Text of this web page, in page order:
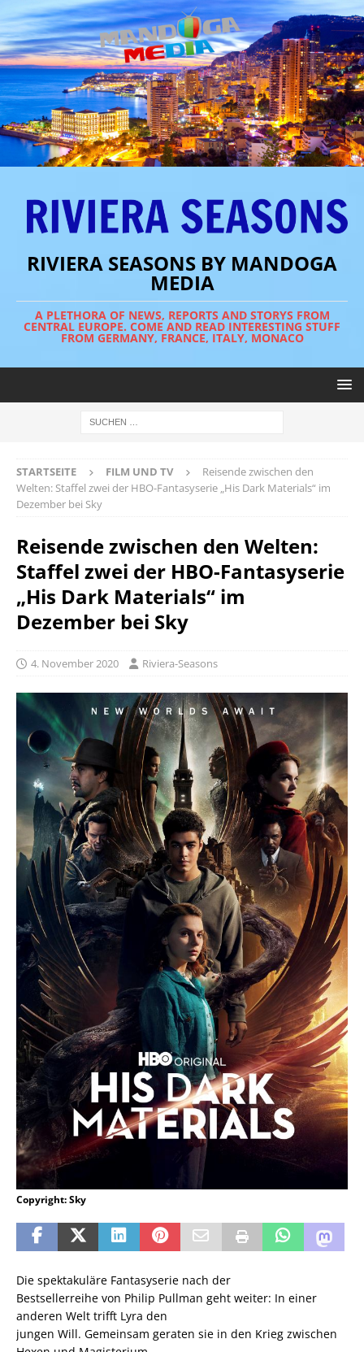
RIVIERA SEASONS BY MANDOGA
MEDIA
A PLETHORA OF NEWS, REPORTS AND STORYS FROM
CENTRAL EUROPE. COME AND READ INTERESTING STUFF
FROM GERMANY, FRANCE, ITALY, MONACO
STARTSEITE FILM UND TV
Reisende zwischen den
Welten: Staffel zwei der HBO-Fantasyserie „His Dark Materials“ im
Dezember bei Sky
Reisende zwischen den Welten:
Staffel zwei der HBO-Fantasyserie
„His Dark Materials“ im
Dezember bei Sky
4. November 2020 Riviera-Seasons
Copyright: Sky
Die spektakuläre Fantasyserie nach der
Bestsellerreihe von Philip Pullman geht weiter: In einer
anderen Welt trifft Lyra den
jungen Will. Gemeinsam geraten sie in den Krieg zwischen